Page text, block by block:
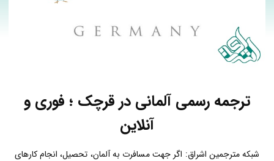
ترجمه رسمی آلمانی در قرچک ؛ فوری و
آنلاین
شبکه مترجمین اشراق: اگر جهت مسافرت به آلمان، تحصیل، انجام کارهای